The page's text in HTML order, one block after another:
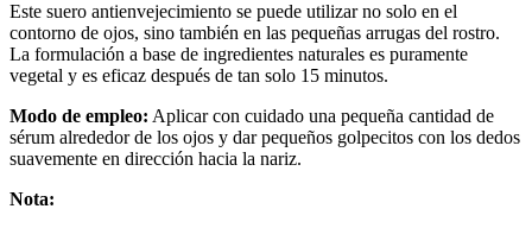
Este suero antienvejecimiento se puede utilizar no solo en el
contorno de ojos, sino también en las pequeñas arrugas del rostro.
La formulación a base de ingredientes naturales es puramente
vegetal y es eficaz después de tan solo 15 minutos.
Modo de empleo: Aplicar con cuidado una pequeña cantidad de
sérum alrededor de los ojos y dar pequeños golpecitos con los dedos
suavemente en dirección hacia la nariz.
Nota: